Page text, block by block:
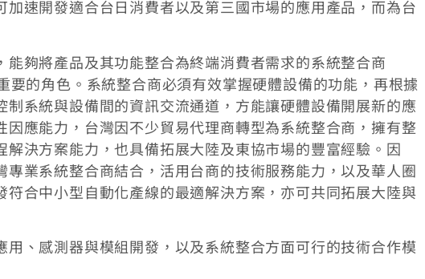
速開發適合台日消費者以及第三國市場的應用產品，而為台
夠將產品及其功能整合為終端消費者需求的系統整合商
的角色。系統整合商必須有效掌握硬體設備的功能，再根據
系統與設備間的資訊交流通道，方能讓硬體設備開展新的應
應能力，台灣因不少貿易代理商轉型為系統整合商，擁有整
決方案能力，也具備拓展大陸及東協市場的豐富經驗。因
業系統整合商結合，活用台商的技術服務能力，以及華人圈
合中小型自動化產線的最適解決方案，亦可共同拓展大陸與
、感測器與模組開發，以及系統整合方面可行的技術合作模